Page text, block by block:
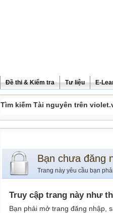
Đề thi & Kiểm tra Tư liệu E-
Tìm kiếm Tài nguyên trên
Bạn chưa đăng
Trang này yêu cầu bạn
Truy cập trang này như
Bạn phải mở trang đăng nhập,